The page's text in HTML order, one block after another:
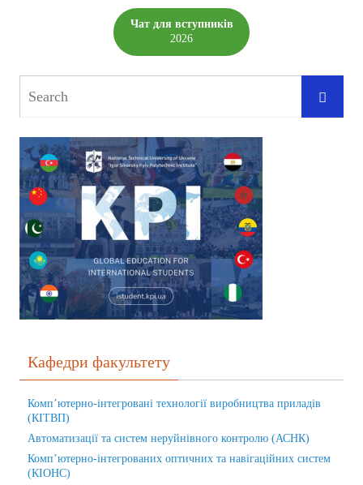
Чат для вступників
2026
Кафедри факультету
Комп’ютерно-інтегровані технології виробництва приладів
(КІТВП)
Автоматизації та систем неруйнівного контролю (АСНК)
Комп’ютерно-інтегрованих оптичних та навігаційних систем
(КІОНС)